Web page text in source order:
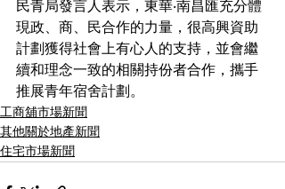
民青局發言人表示，東華‧南昌匯充分體
現政、商、民合作的力量，很高興資助
計劃獲得社會上有心人的支持，並會繼
續和理念一致的相關持份者合作，攜手
推展青年宿舍計劃。
工商舖市場新聞
其他關於地產新聞
住宅市場新聞